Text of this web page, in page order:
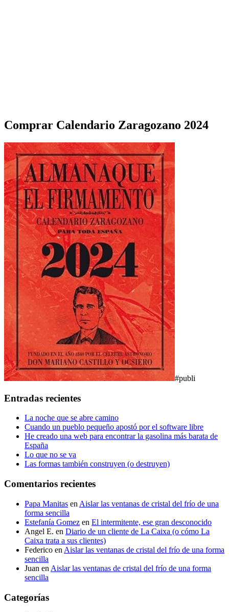
Comprar Calendario Zaragozano 2024
#publi
Entradas recientes
La noche que se abre camino
Cuando un pueblo pequeño apostó por el software libre
He creado una web para encontrar la gasolina más barata de
España
Lo que no se va
Las formas también construyen (o destruyen)
Comentarios recientes
Papa Manitas en Aislar las ventanas de cristal del frío de una
forma sencilla
Estefanía Gomez en El intermitente, ese gran desconocido
Angel E. en Diario de un cliente de La Caixa (o cómo La
Caixa trata a sus clientes)
Federico en Aislar las ventanas de cristal del frío de una forma
sencilla
Juan en Aislar las ventanas de cristal del frío de una forma
sencilla
Categorías